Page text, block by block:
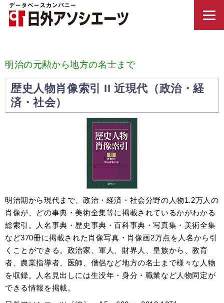
明治の元勲から地方の名士まで
歴史人物肖像索引 II 近現代（政治・経
済・社会）
明治期から現代まで、政治・経済・社会分野の人物1.2万人の
肖像が、どの事典・美術全集等に掲載されているかがわかる
総索引。人名事典・歴史事典・百科事典・写真集・美術全集
など370冊に掲載された肖像写真・肖像画2万点を人名から引
くことができる。政治家、軍人、財界人、皇族から、教育
者、農業指導者、医師、僧侶など地方の名士まで様々な人物
を収録。人名見出しには生没年・身分・職業など人物同定が
できる情報を掲載。